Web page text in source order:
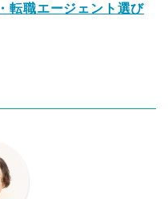
転職エージェント選び